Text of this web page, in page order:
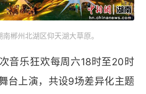
南郴州北湖区仰天湖大草原。
乐狂欢每周六18时至20时
台上演，共设9场差异化主题